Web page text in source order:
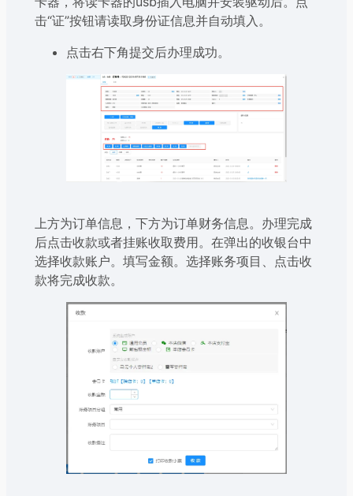
击“证”按钮请读取身份证信息并自动填入。
点击右下角提交后办理成功。
上方为订单信息，下方为订单财务信息。办理完成
后点击收款或者挂账收取费用。在弹出的收银台中
选择收款账户。填写金额。选择账务项目、点击收
款将完成收款。